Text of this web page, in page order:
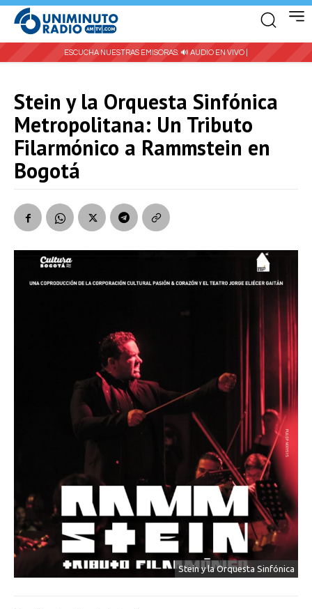
ESCUCHA NUESTRAS EMISORAS: 🔊 AUDIO EN VIVO |
Stein y la Orquesta Sinfónica
Metropolitana: Un Tributo
Filarmónico a Rammstein en
Bogotá
Stein y la Orquesta Sinfónica